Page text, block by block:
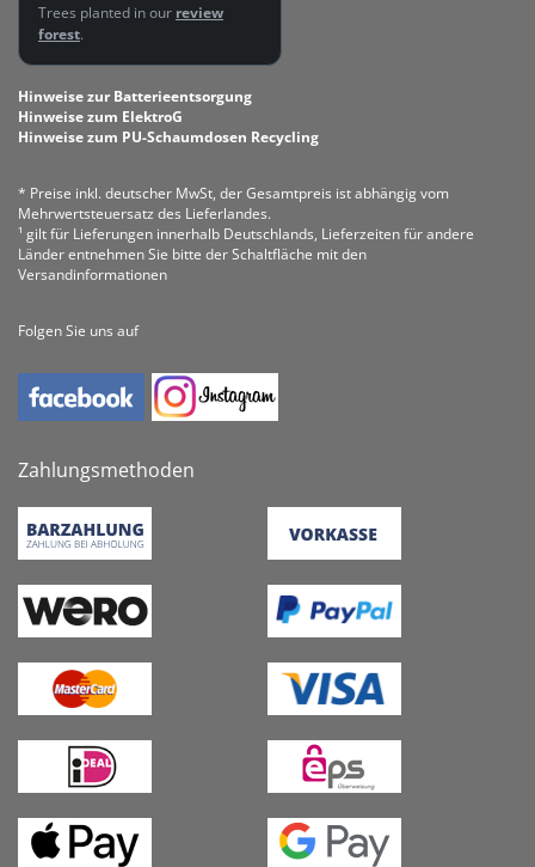
Trees planted in our review
forest.
Hinweise zur Batterieentsorgung
Hinweise zum ElektroG
Hinweise zum PU-Schaumdosen Recycling
* Preise inkl. deutscher MwSt, der Gesamtpreis ist abhängig vom
Mehrwertsteuersatz des Lieferlandes.
¹ gilt für Lieferungen innerhalb Deutschlands, Lieferzeiten für andere
Länder entnehmen Sie bitte der Schaltfläche mit den
Versandinformationen
Folgen Sie uns auf
Zahlungsmethoden